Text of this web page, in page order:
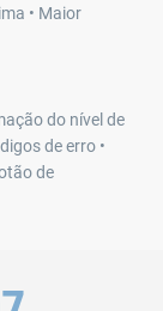
• Maior
do nível de
de erro •
de